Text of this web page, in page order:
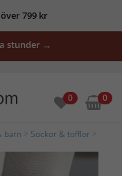
799 kr
stunder →
0 0
barn Sockor & tofflor